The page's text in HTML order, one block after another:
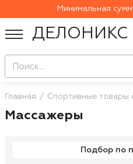
Минимальная
ДЕЛОНИКС
Главная Спортивные товары
Массажеры
Подбор по